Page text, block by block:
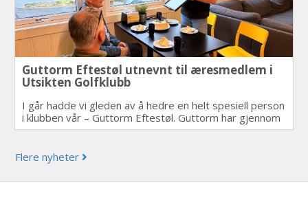
Guttorm Eftestøl utnevnt til æresmedlem i
Utsikten Golfklubb
I går hadde vi gleden av å hedre en helt spesiell person
i klubben vår – Guttorm Eftestøl. Guttorm har gjennom
mange år vært en uvurderlig del av Utsikten Golfklubb.
hjelper til på driving rangen og sørger for at alt ser fint
og ryddig ut. Han gjør en innsats som betyr enormt
mye for oss alle.
Flere nyheter